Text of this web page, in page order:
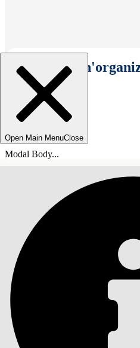
Seleziona
Open Main MenuClose
Modal Body...
SOMMARIO